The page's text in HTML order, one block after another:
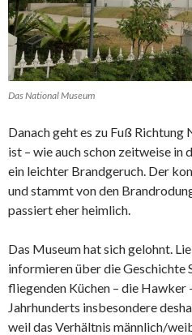
Das National Museum
Danach geht es zu Fuß
ist – wie auch schon zeitweise in
ein leichter Brandgeruch. Der
und stammt von den
passiert eher heimlich.
Das Museum hat sich gelohnt.
informieren über die Geschichte
fliegenden Küchen – die Hawker
Jahrhunderts insbesondere
weil das Verhältnis männlich/